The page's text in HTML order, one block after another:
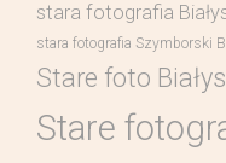
stara fotografia
stara fotografia Szymborski
Stare foto
Stare